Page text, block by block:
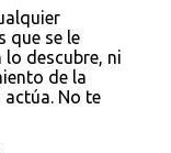
que se le
descubre, ni
de la
No te